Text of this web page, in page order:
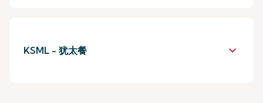
KSML - 犹太餐 keyboard_arrow_down